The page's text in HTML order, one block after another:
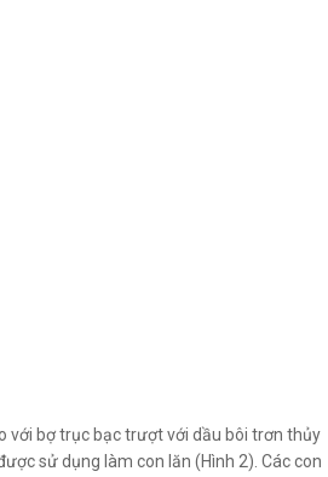
với bợ trục bạc trượt với dầu bôi trơn thủy
sử dụng làm con lăn (Hình 2). Các con